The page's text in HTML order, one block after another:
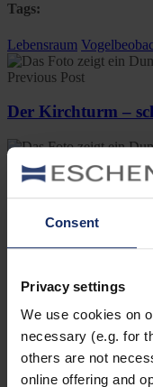
Consent
Privacy settings
We use cookies on
necessary (e.g. for
others are not
online offering and
Tags:
Lebensraum
Previous Post
Der Kirchturm –
Next Post
Zitronenstelze –
10. Oktober 2019
Leider kann ich